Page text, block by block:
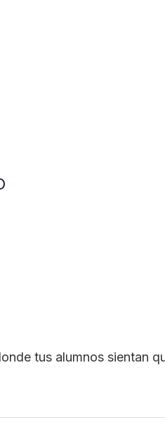
tus alumnos sientan